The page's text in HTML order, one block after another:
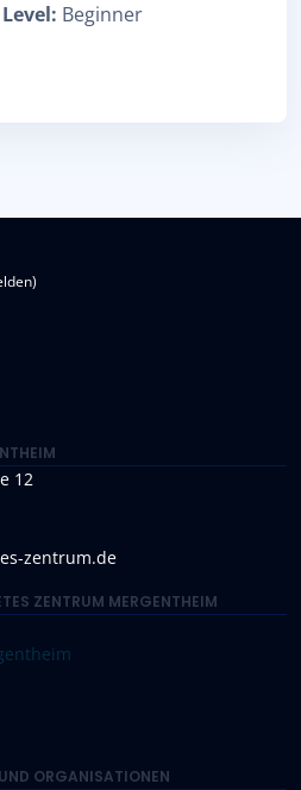
: Beginner
)
12
zentrum.de
ZENTRUM MERGENTHEIM
ORGANISATIONEN